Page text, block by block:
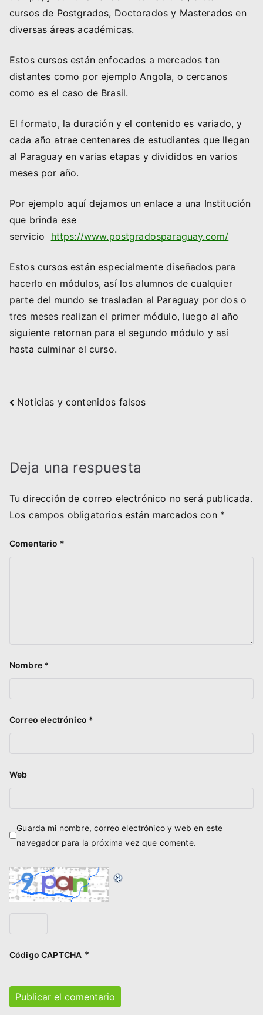
cursos de Postgrados, Doctorados y Masterados en
diversas áreas académicas.
Estos cursos están enfocados a mercados tan
distantes como por ejemplo Angola, o cercanos
como es el caso de Brasil.
El formato, la duración y el contenido es variado, y
cada año atrae centenares de estudiantes que llegan
al Paraguay en varias etapas y divididos en varios
meses por año.
Por ejemplo aquí dejamos un enlace a una Institución
que brinda ese
servicio https://www.postgradosparaguay.com/
Estos cursos están especialmente diseñados para
hacerlo en módulos, así los alumnos de cualquier
parte del mundo se trasladan al Paraguay por dos o
tres meses realizan el primer módulo, luego al año
siguiente retornan para el segundo módulo y así
hasta culminar el curso.
Navegación
Noticias y contenidos falsos
Deja una respuesta
Tu dirección de correo electrónico no será publicada.
Los campos obligatorios están marcados con *
Comentario *
Nombre *
Correo electrónico *
Web
Guarda mi nombre, correo electrónico y web en este
navegador para la próxima vez que comente.
Código CAPTCHA *